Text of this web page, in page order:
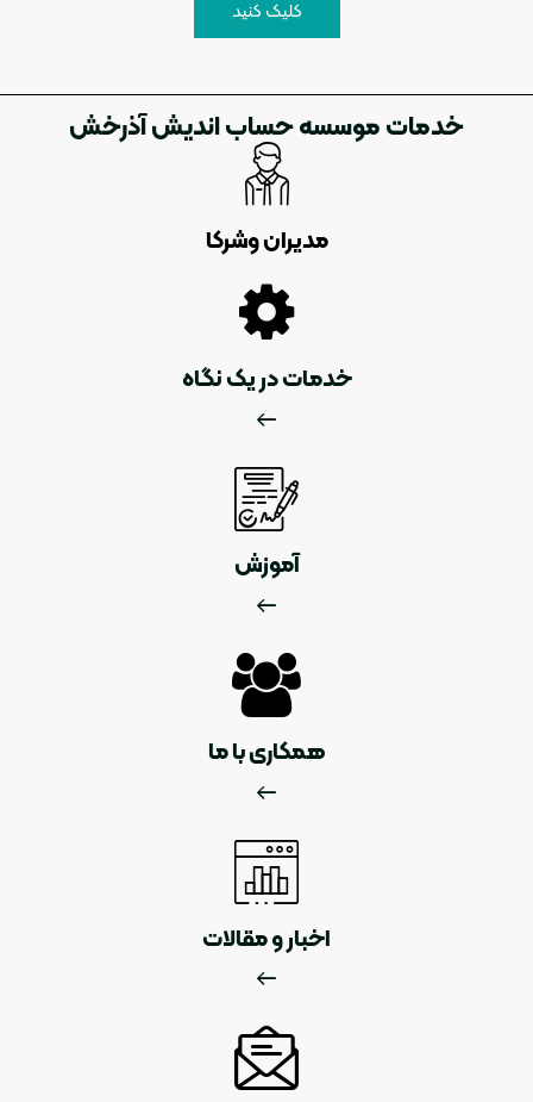
کلیک کنید
خدمات موسسه حساب اندیش آذرخش
مدیران وشرکا
خدمات در یک نگاه
آموزش
همکاری با ما
اخبار و مقالات